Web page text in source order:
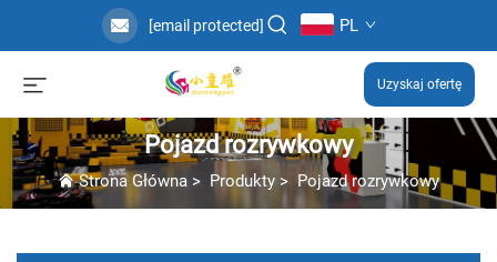
[email protected] PL
Uzyskaj ofertę
Pojazd rozrywkowy
Strona Główna > Produkty >Pojazd rozrywkowy